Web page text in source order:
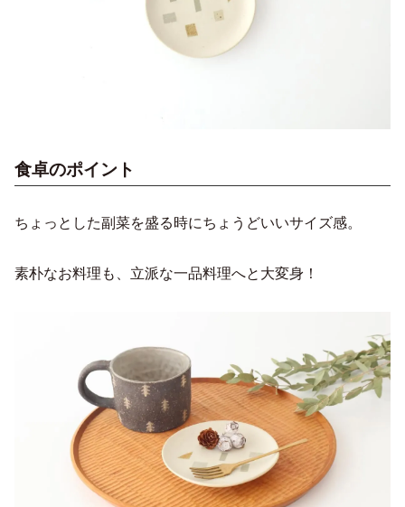
食卓のポイント
ちょっとした副菜を盛る時にちょうどいいサイズ感。
素朴なお料理も、立派な一品料理へと大変身！